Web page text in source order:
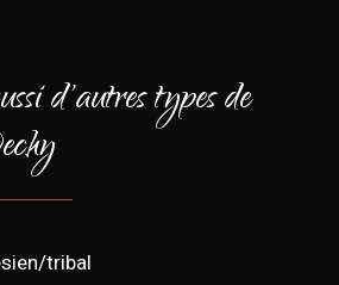
d'autres types de
tribal